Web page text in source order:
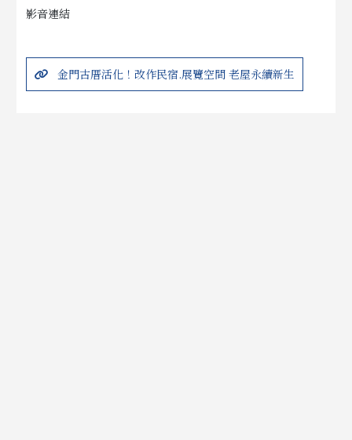
影音連結
金門古厝活化！改作民宿.展覽空間 老屋永續新生